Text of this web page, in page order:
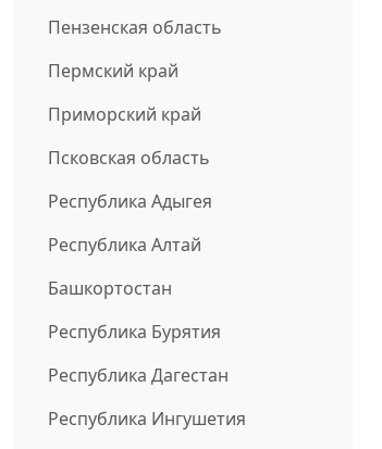
Пензенская область
Пермский край
Приморский край
Псковская область
Республика Адыгея
Республика Алтай
Башкортостан
Республика Бурятия
Республика Дагестан
Республика Ингушетия